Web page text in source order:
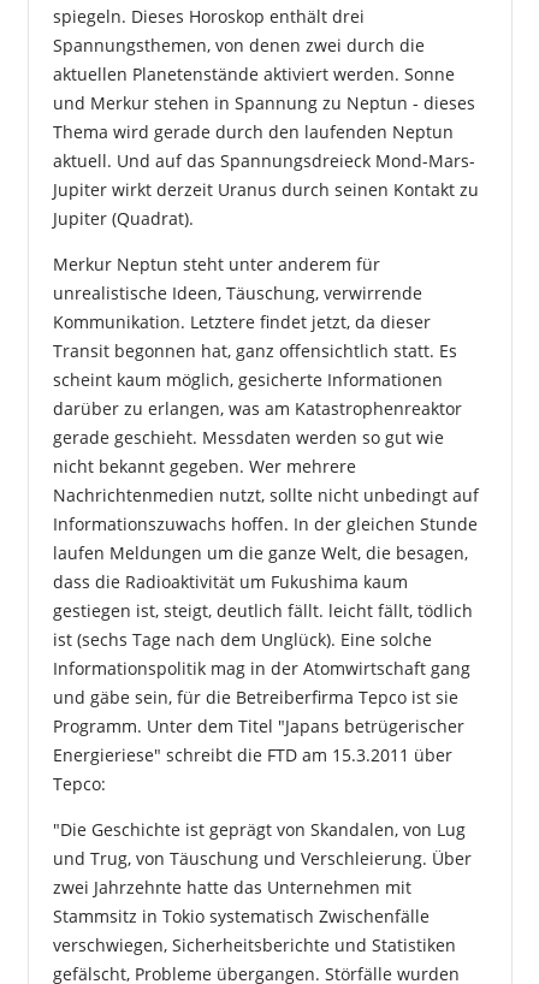
spiegeln. Dieses Horoskop enthält drei
Spannungsthemen, von denen zwei durch die
aktuellen Planetenstände aktiviert werden. Sonne
und Merkur stehen in Spannung zu Neptun - dieses
Thema wird gerade durch den laufenden Neptun
aktuell. Und auf das Spannungsdreieck Mond-Mars-
Jupiter wirkt derzeit Uranus durch seinen Kontakt zu
Jupiter (Quadrat).
Merkur Neptun steht unter anderem für
unrealistische Ideen, Täuschung, verwirrende
Kommunikation. Letztere findet jetzt, da dieser
Transit begonnen hat, ganz offensichtlich statt. Es
scheint kaum möglich, gesicherte Informationen
darüber zu erlangen, was am Katastrophenreaktor
gerade geschieht. Messdaten werden so gut wie
nicht bekannt gegeben. Wer mehrere
Nachrichtenmedien nutzt, sollte nicht unbedingt auf
Informationszuwachs hoffen. In der gleichen Stunde
laufen Meldungen um die ganze Welt, die besagen,
dass die Radioaktivität um Fukushima kaum
gestiegen ist, steigt, deutlich fällt. leicht fällt, tödlich
ist (sechs Tage nach dem Unglück). Eine solche
Informationspolitik mag in der Atomwirtschaft gang
und gäbe sein, für die Betreiberfirma Tepco ist sie
Programm. Unter dem Titel "Japans betrügerischer
Energieriese" schreibt die FTD am 15.3.2011 über
Tepco:
"Die Geschichte ist geprägt von Skandalen, von Lug
und Trug, von Täuschung und Verschleierung. Über
zwei Jahrzehnte hatte das Unternehmen mit
Stammsitz in Tokio systematisch Zwischenfälle
verschwiegen, Sicherheitsberichte und Statistiken
gefälscht, Probleme übergangen. Störfälle wurden